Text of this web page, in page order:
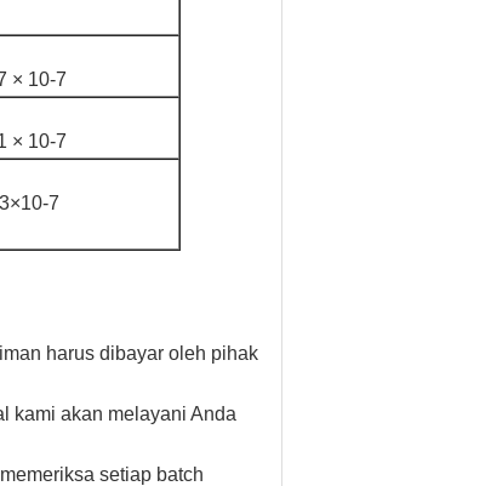
× 10-7
× 10-7
7
harus dibayar oleh pihak
kami akan melayani Anda
setiap batch